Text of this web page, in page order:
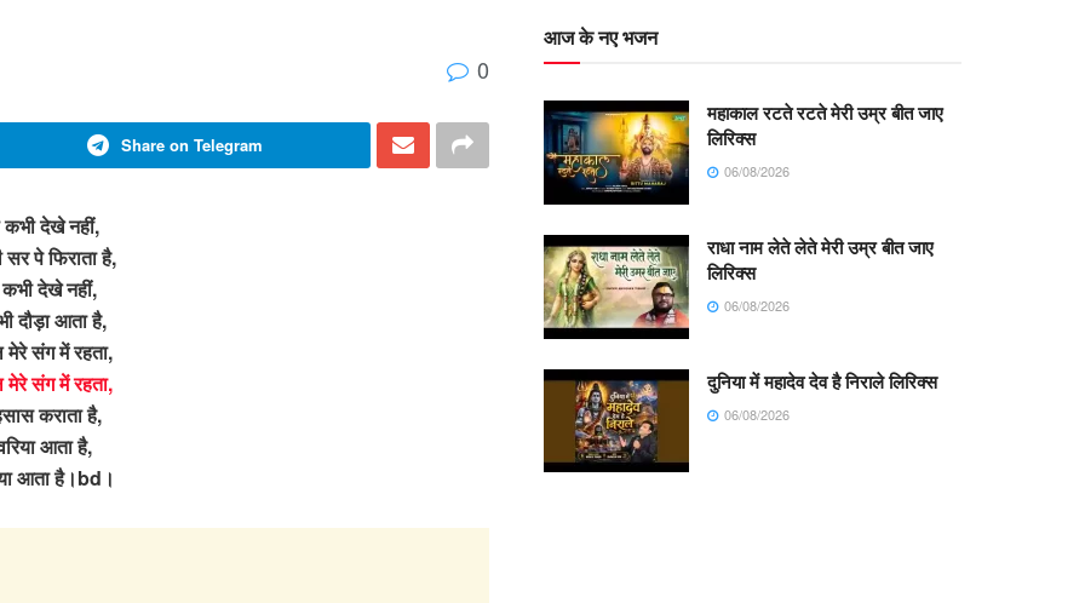
0
Share on Telegram
कभी देखे नहीं,
सर पे फिराता है,
कभी देखे नहीं,
दौड़ा आता है,
मेरे संग में रहता,
मेरे संग में रहता,
कराता है,
आता है,
आता है।bd।
आज के नए भजन
महाकाल रटते रटते मेरी उम्र बीत जाए
लिरिक्स
06/08/2026
राधा नाम लेते लेते मेरी उम्र बीत जाए
लिरिक्स
06/08/2026
दुनिया में महादेव देव है निराले लिरिक्स
06/08/2026